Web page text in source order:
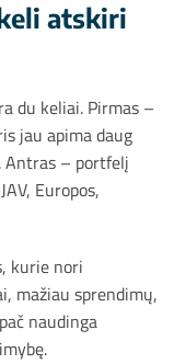
atskiri
du keliai. Pirmas –
jau apima daug
Antras – portfelį
Europos,
kurie nori
mažiau sprendimų,
naudinga